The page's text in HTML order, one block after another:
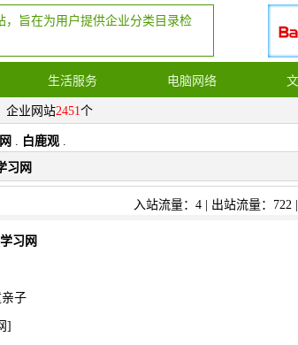
，旨在为用户提供企业分类目录检
生活服务 电脑网络
企业网站2451个
. 白鹿观 .
习网
入站流量：4 | 出站流量：722
习网
亲子
]